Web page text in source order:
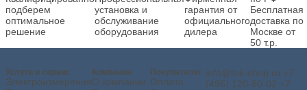
подберем
оптимальное
решение
установка и
обслуживание
оборудования
гарантия от
официального
дилера
Бесплатная
доставка по
Москве от
50 т.р.
Услуги и сервис
Электроизмерения
Компания
О компании
Покупателю
Оплата
info@tok-shop.ru +7
(495) 120-80-02 +7